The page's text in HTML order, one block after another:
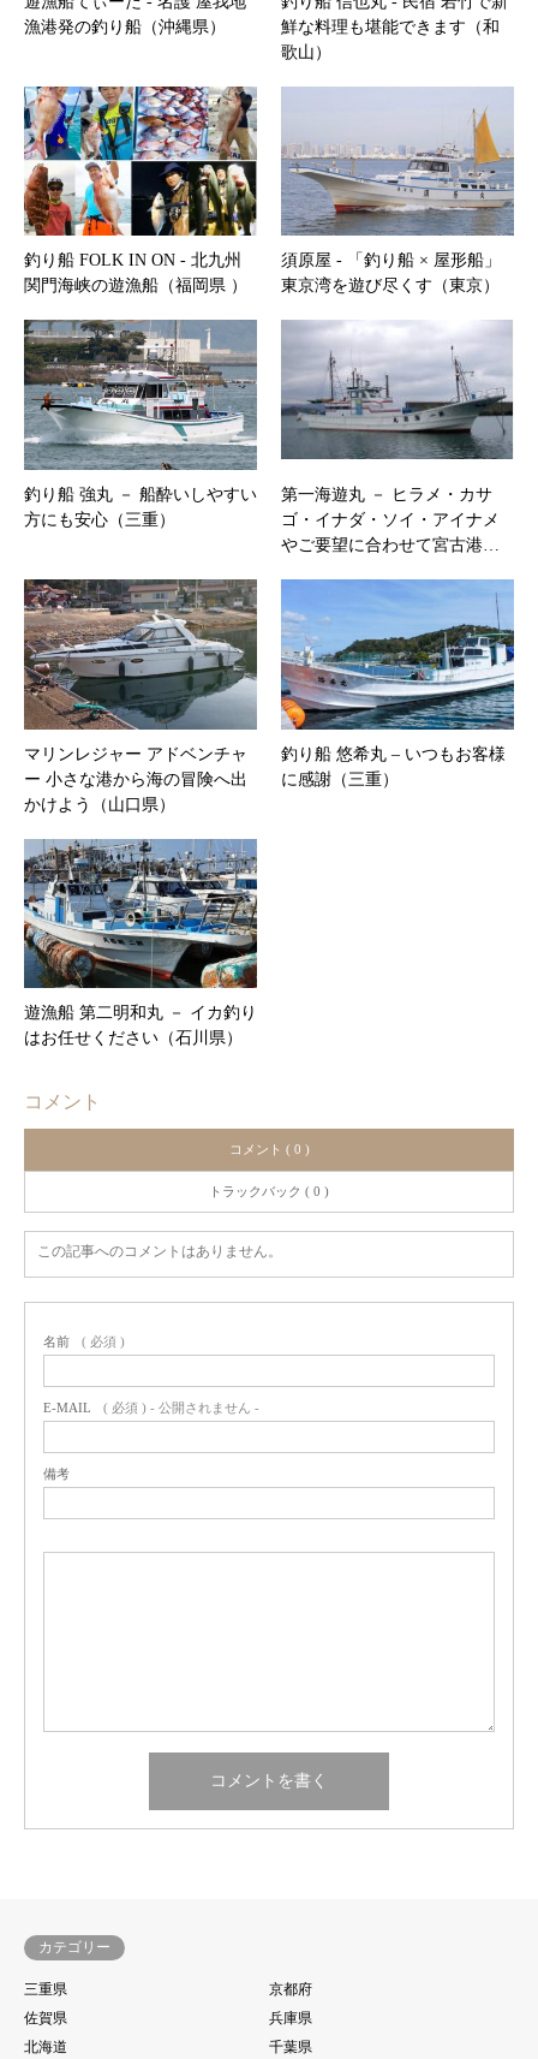
漁港発の釣り船（沖縄県）
鮮な料理も堪能できます（和
歌山）
釣り船 FOLK IN ON ‐ 北九州
関門海峡の遊漁船（福岡県 ）
須原屋 ‐ 「釣り船 × 屋形船」
東京湾を遊び尽くす（東京）
釣り船 強丸 － 船酔いしやすい
方にも安心（三重）
第一海遊丸 － ヒラメ・カサ
ゴ・イナダ・ソイ・アイナメ
やご要望に合わせて宮古港…
マリンレジャー アドベンチャ
ー 小さな港から海の冒険へ出
かけよう（山口県）
釣り船 悠希丸 – いつもお客様
に感謝（三重）
遊漁船 第二明和丸 － イカ釣り
はお任せください（石川県）
コメント
コメント ( 0 )
トラックバック ( 0 )
この記事へのコメントはありません。
名前 ( 必須 )
E-MAIL ( 必須 ) - 公開されません -
備考
カテゴリー
三重県
京都府
佐賀県
兵庫県
北海道
千葉県